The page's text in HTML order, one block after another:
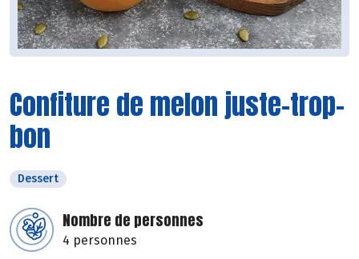
Confiture de melon juste-trop-
bon
Dessert
Nombre de personnes
4 personnes